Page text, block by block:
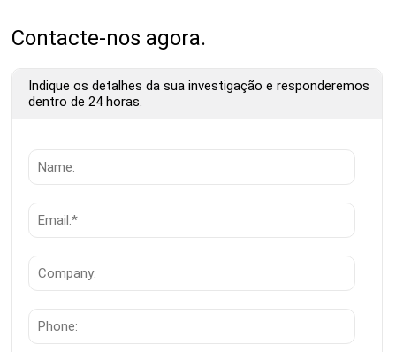
Contacte-nos agora.
Indique os detalhes da sua investigação e responderemos
dentro de 24 horas.